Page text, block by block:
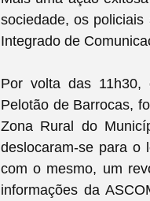
sociedade, os
Integrado de
Por volta das 11h30,
Pelotão de Barrocas,
Zona Rural do
deslocaram-se para o
com o mesmo, um
informações da